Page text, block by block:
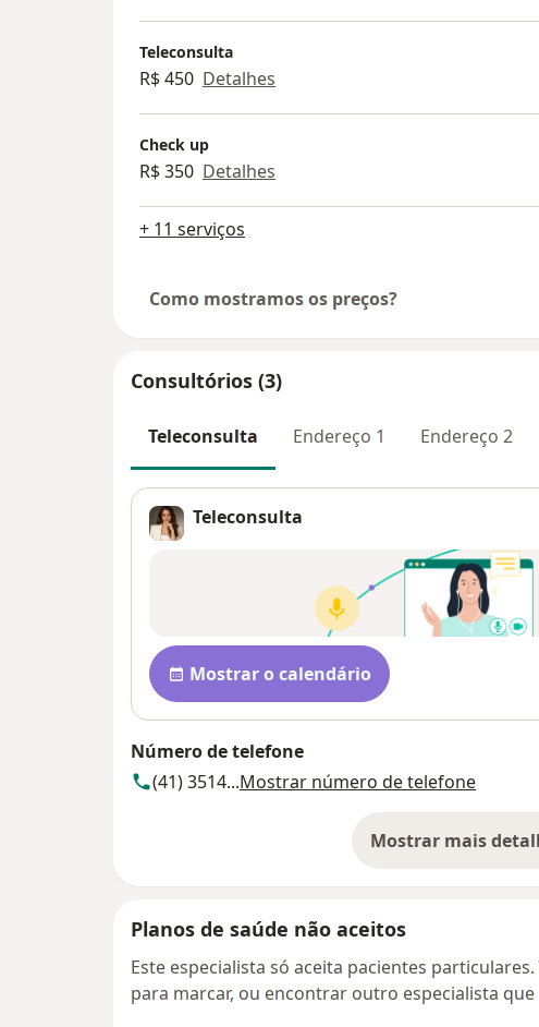
Teleconsulta
R$ 450 Detalhes
Check up
R$ 350 Detalhes
+ 11 serviços
Como mostramos os preços?
Consultórios (3)
Teleconsulta Endereço 1 Endereço 2
Teleconsulta
Disponibilidade
Mostrar o calendário
Número de telefone
(41) 3514...Mostrar número de telefone
Mostrar maissobre o
Planos de saúde não aceitos
Este especialista só aceita pacientes
para marcar, ou encontrar outro especialista